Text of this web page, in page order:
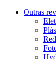
Outras